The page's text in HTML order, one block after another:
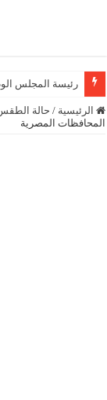
رئيسة المجلس الوطني
الرئيسية / حالة
المحافظات المصرية